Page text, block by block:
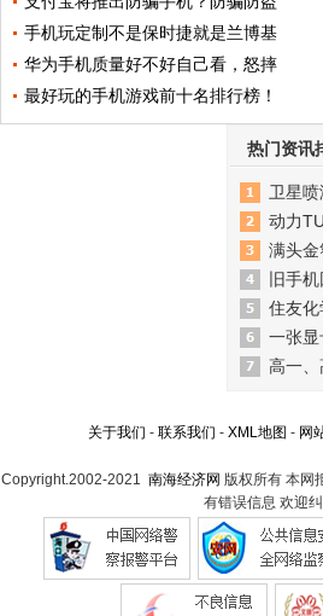
手机玩定制不是保时捷就是兰博基
华为手机质量好不好自己看，怒摔
最好玩的手机游戏前十名排行榜！
热门资讯
卫星
动力
满头
旧手
住友
一张
高一
关于我们 - 联系我们 - XML地图 - 网
Copyright.2002-2021 南海经济网 版权所有 本网
有错误信息 欢迎